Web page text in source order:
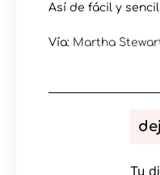
Así de fácil y
Vía: Martha
Tu